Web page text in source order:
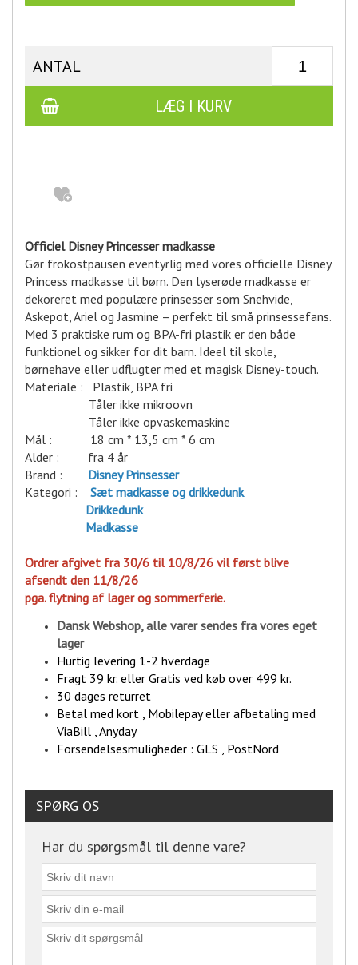
ANTAL
Officiel Disney Princesser madkasse
Gør frokostpausen eventyrlig med vores officielle Disney
Princess madkasse til børn. Den lyserøde madkasse er
dekoreret med populære prinsesser som Snehvide,
Askepot, Ariel og Jasmine – perfekt til små prinsessefans.
Med 3 praktiske rum og BPA-fri plastik er den både
funktionel og sikker for dit barn. Ideel til skole,
børnehave eller udflugter med et magisk Disney-touch.
Materiale : Plastik, BPA fri
Tåler ikke mikroovn
Tåler ikke opvaskemaskine
Mål : 18 cm * 13,5 cm * 6 cm
Alder : fra 4 år
Brand : Disney Prinsesser
Kategori : Sæt madkasse og drikkedunk
Drikkedunk
Madkasse
Ordrer afgivet fra 30/6 til 10/8/26 vil først blive
afsendt den 11/8/26
pga. flytning af lager og sommerferie.
Dansk Webshop, alle varer sendes fra vores eget
lager
Hurtig levering 1-2 hverdage
Fragt 39 kr. eller Gratis ved køb over 499 kr.
30 dages returret
Betal med kort , Mobilepay eller afbetaling med
ViaBill , Anyday
Forsendelsesmuligheder : GLS , PostNord
SPØRG OS
Har du spørgsmål til denne vare?